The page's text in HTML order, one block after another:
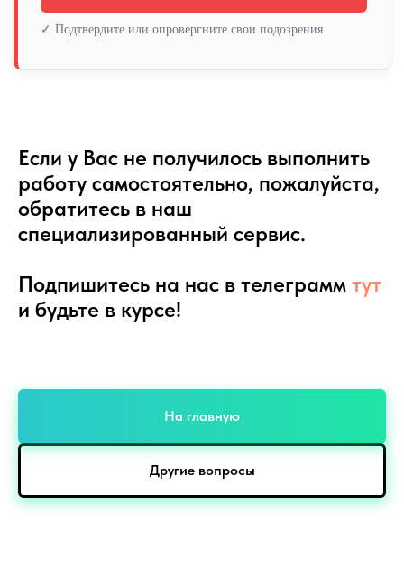
✓ Подтвердите или опровергните свои подозрения
Если у Вас не получилось выполнить
работу самостоятельно, пожалуйста,
обратитесь в наш
специализированный сервис.
Подпишитесь на нас в телеграмм тут
и будьте в курсе!
На главную
Другие вопросы